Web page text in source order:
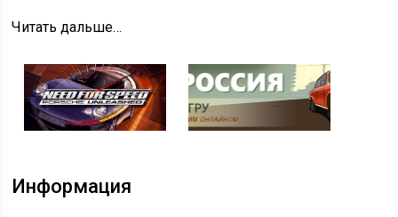
Читать дальше…
Информация